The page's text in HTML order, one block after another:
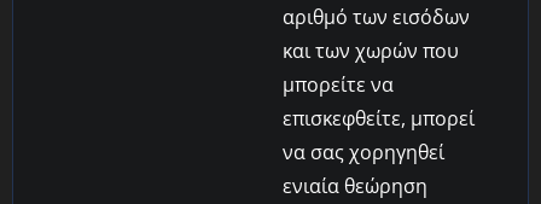
αριθμό των εισόδων
και των χωρών που
μπορείτε να
επισκεφθείτε, μπορεί
να σας χορηγηθεί
ενιαία θεώρηση